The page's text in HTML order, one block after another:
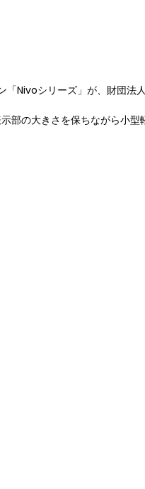
「Nivoシリーズ」が、財団
部の大きさを保ちながら小